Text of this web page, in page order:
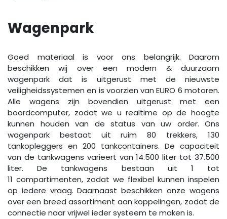
Wagenpark
Goed materiaal is voor ons belangrijk. Daarom
beschikken wij over een modern & duurzaam
wagenpark dat is uitgerust met de nieuwste
veiligheidssystemen en is voorzien van EURO 6 motoren.
Alle wagens zijn bovendien uitgerust met een
boordcomputer, zodat we u realtime op de hoogte
kunnen houden van de status van uw order. Ons
wagenpark bestaat uit ruim 80 trekkers, 130
tankopleggers en 200 tankcontainers. De capaciteit
van de tankwagens varieert van 14.500 liter tot 37.500
liter. De tankwagens bestaan uit 1 tot
11 compartimenten, zodat we flexibel kunnen inspelen
op iedere vraag. Daarnaast beschikken onze wagens
over een breed assortiment aan koppelingen, zodat de
connectie naar vrijwel ieder systeem te maken is.